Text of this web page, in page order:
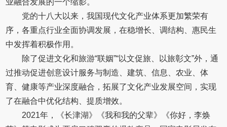
业融合发展的一个缩影。
党的十八大以来，我国现代文化产业体系更加繁荣有
序，各重点行业全面协调发展，在稳增长、调结构、惠民生
中发挥着积极作用。
除了促进文化和旅游“联姻”“以文促旅、以旅彰文”外，通
过推动促进创意设计服务与制造、建筑、信息、农业、体
育、健康等产业深度融合，拓展了文化产业发展空间，实现
了在融合中优化结构、提质增效。
2021年，《长津湖》《我和我的父辈》《你好，李焕